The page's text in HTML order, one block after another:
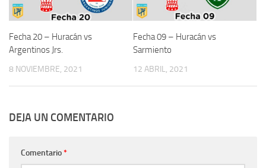
Fecha 20 – Huracán vs
Argentinos Jrs.
8 NOVIEMBRE, 2021
Fecha 09 – Huracán vs
Sarmiento
12 ABRIL, 2021
DEJA UN COMENTARIO
Comentario*